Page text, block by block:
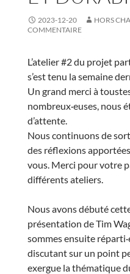
2023-12-20 HORS
COMMENTAIRE
L’atelier #2 du projet
s’est tenu la semaine
Un grand merci à
nombreux·euses, nous
d’attente.
Nous continuons de
des réflexions
vous. Merci pour votre
différents ateliers.
Nous avons débuté
présentation de Tim
sommes ensuite
discutant sur un point
exergue la thématique